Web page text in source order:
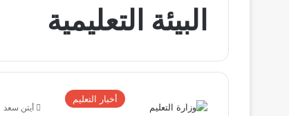
البيئة التعليمية
أخبار التعليم
أيتن سعد